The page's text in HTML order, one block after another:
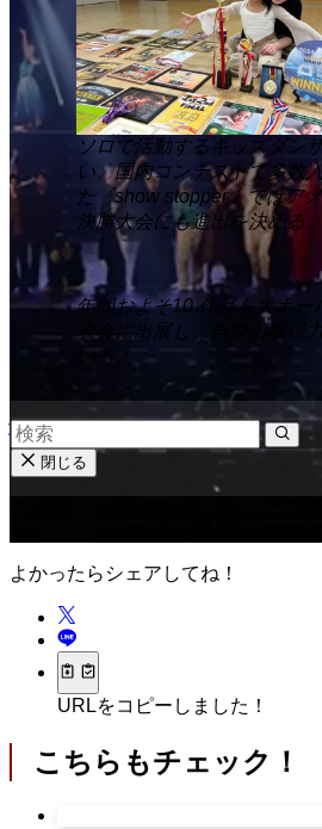
ソロで活動するキッズダン
い、国内コンテストで多数
た『show stopper』ではア
決勝大会にも進出を決める。
年間およそ10 作品を大ホー
表会に出展し、自身の表現
いる。
ダンスイベント『ON
25 分間のセクションの振付
よかったらシェアしてね！
URLをコピーしました！
こちらもチェック！
閉じる